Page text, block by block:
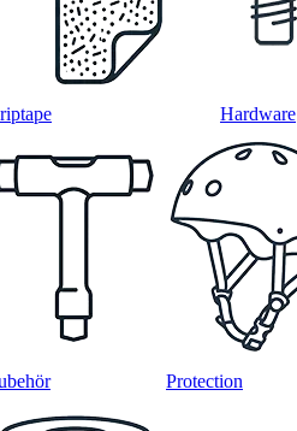
Hardware
Protection